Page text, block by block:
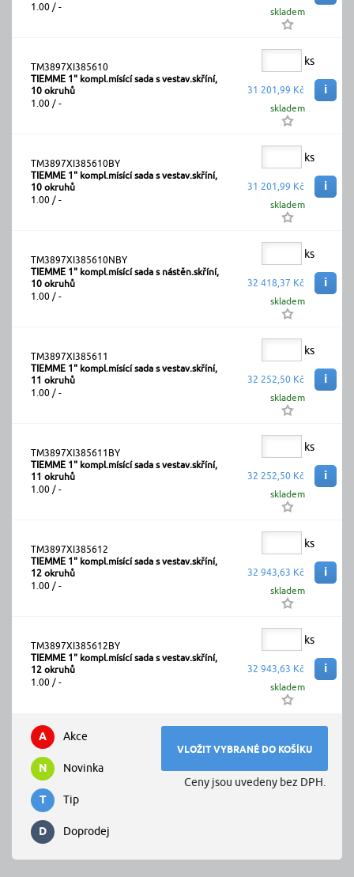
1.00 / -
skladem
TM3897XI385610
TIEMME 1" kompl.mísící sada s vestav.skříní,
10 okruhů
1.00 / -
ks
31 201,99 Kč i
skladem
TM3897XI385610BY
TIEMME 1" kompl.mísící sada s vestav.skříní,
10 okruhů
1.00 / -
ks
31 201,99 Kč i
skladem
TM3897XI385610NBY
TIEMME 1" kompl.mísící sada s nástěn.skříní,
10 okruhů
1.00 / -
ks
32 418,37 Kč i
skladem
TM3897XI385611
TIEMME 1" kompl.mísící sada s vestav.skříní,
11 okruhů
1.00 / -
ks
32 252,50 Kč i
skladem
TM3897XI385611BY
TIEMME 1" kompl.mísící sada s vestav.skříní,
11 okruhů
1.00 / -
ks
32 252,50 Kč i
skladem
TM3897XI385612
TIEMME 1" kompl.mísící sada s vestav.skříní,
12 okruhů
1.00 / -
ks
32 943,63 Kč i
skladem
TM3897XI385612BY
TIEMME 1" kompl.mísící sada s vestav.skříní,
12 okruhů
1.00 / -
ks
32 943,63 Kč i
skladem
Ceny jsou uvedeny bez DPH.
A Akce
N Novinka
T Tip
D Doprodej